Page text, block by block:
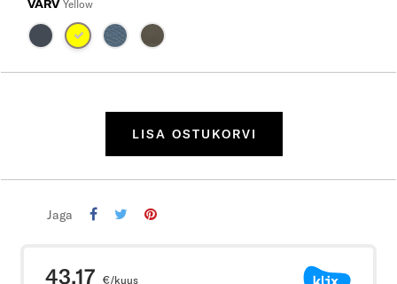
VÄRV Yellow
LISA OSTUKORVI
Jaga